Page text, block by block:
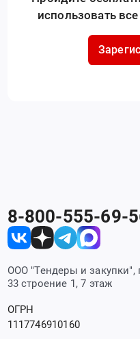
использовать
8-800-555-69-
ООО "Тендеры и закупки",
33 строение 1, 7 этаж
ОГРН
1117746910160